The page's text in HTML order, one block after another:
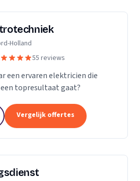
Holland
55 reviews
een ervaren elektricien die
topresultaat gaat?
Vergelijk offertes